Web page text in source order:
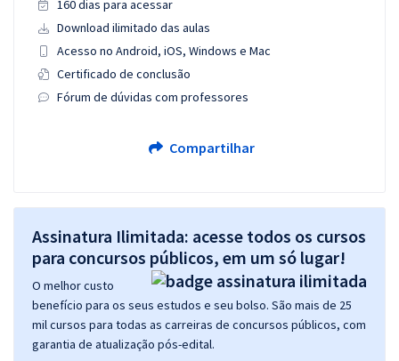
160 dias para acessar
Download ilimitado das aulas
Acesso no Android, iOS, Windows e Mac
Certificado de conclusão
Fórum de dúvidas com professores
Compartilhar
Assinatura Ilimitada: acesse todos os cursos
para concursos públicos, em um só lugar!
O melhor custo
benefício para os seus estudos e seu bolso. São mais de 25
mil cursos para todas as carreiras de concursos públicos, com
garantia de atualização pós-edital.